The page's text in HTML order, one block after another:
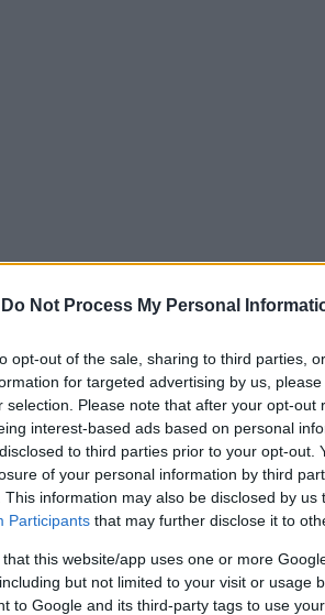
Do Not Process My Personal
opt-out of the sale, sharing to third parties,
for targeted advertising by us,
selection. Please note that after your opt-out
interest-based ads based on personal
to third parties prior to your opt-out.
of your personal information by third
This information may also be disclosed by us
Participants that may further disclose it to
that this website/app uses one or more
but not limited to your visit or usage
to Google and its third-party tags to use
σε θάλαμο της Α΄ Παθολογικής
Γεωργιάδης, η εστία ξεκίνησε από
όπου κινδύνευσαν
ο Υπουργός Υγείας, εμφανώς
ότι καθοριστικό ρόλο στην
άψογα τα συστήματα πυρόσβεσης
Υπηρεσία για την